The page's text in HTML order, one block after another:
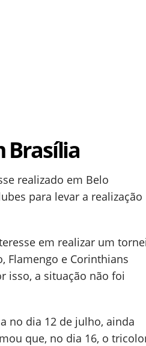
Brasília
realizado em Belo
para levar a realização
em realizar um
Flamengo e Corinthians
isso, a situação não foi
no dia 12 de julho, ainda
que, no dia 16, o